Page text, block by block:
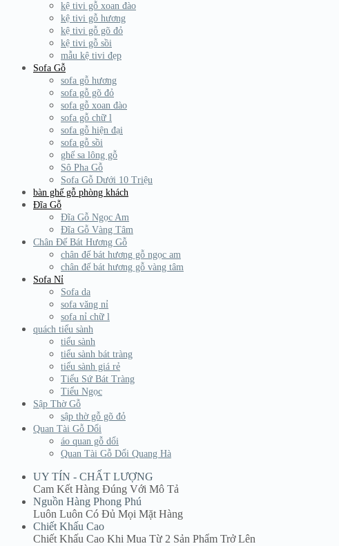
kệ tivi gỗ xoan đào
kệ tivi gỗ hương
kệ tivi gỗ gõ đỏ
kệ tivi gỗ sồi
mẫu kệ tivi đẹp
Sofa Gỗ
sofa gỗ hương
sofa gỗ gõ đỏ
sofa gỗ xoan đào
sofa gỗ chữ l
sofa gỗ hiện đại
sofa gỗ sồi
ghế sa lông gỗ
Sô Pha Gỗ
Sofa Gỗ Dưới 10 Triệu
bàn ghế gỗ phòng khách
Đĩa Gỗ
Đĩa Gỗ Ngọc Am
Đĩa Gỗ Vàng Tâm
Chân Đế Bát Hương Gỗ
chân đế bát hương gỗ ngọc am
chân đế bát hương gỗ vàng tâm
Sofa Nỉ
Sofa da
sofa văng nỉ
sofa nỉ chữ l
quách tiểu sành
tiểu sành
tiểu sành bát tràng
tiểu sành giá rẻ
Tiểu Sứ Bát Tràng
Tiểu Ngọc
Sập Thờ Gỗ
sập thờ gỗ gõ đỏ
Quan Tài Gỗ Dổi
áo quan gỗ dổi
Quan Tài Gỗ Dổi Quang Hà
UY TÍN - CHẤT LƯỢNG
Cam Kết Hàng Đúng Với Mô Tả
Nguồn Hàng Phong Phú
Luôn Luôn Có Đủ Mọi Mặt Hàng
Chiết Khấu Cao
Chiết Khấu Cao Khi Mua Từ 2 Sản Phẩm Trở Lên